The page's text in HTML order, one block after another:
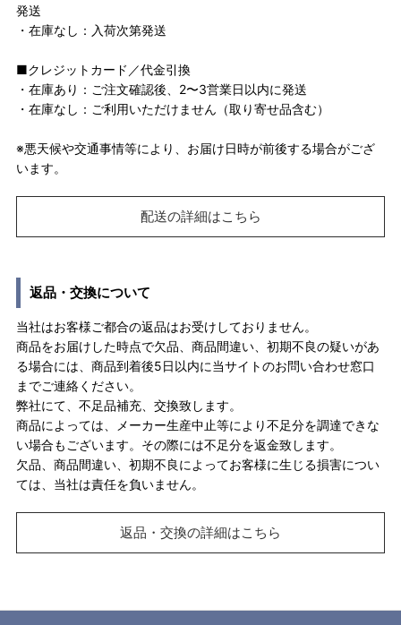
発送
・在庫なし：入荷次第発送
■クレジットカード／代金引換
・在庫あり：ご注文確認後、2〜3営業日以内に発送
・在庫なし：ご利用いただけません（取り寄せ品含む）
※悪天候や交通事情等により、お届け日時が前後する場合がござ
います。
配送の詳細はこちら
返品・交換について
当社はお客様ご都合の返品はお受けしておりません。
商品をお届けした時点で欠品、商品間違い、初期不良の疑いがあ
る場合には、商品到着後5日以内に当サイトのお問い合わせ窓口
までご連絡ください。
弊社にて、不足品補充、交換致します。
商品によっては、メーカー生産中止等により不足分を調達できな
い場合もございます。その際には不足分を返金致します。
欠品、商品間違い、初期不良によってお客様に生じる損害につい
ては、当社は責任を負いません。
返品・交換の詳細はこちら